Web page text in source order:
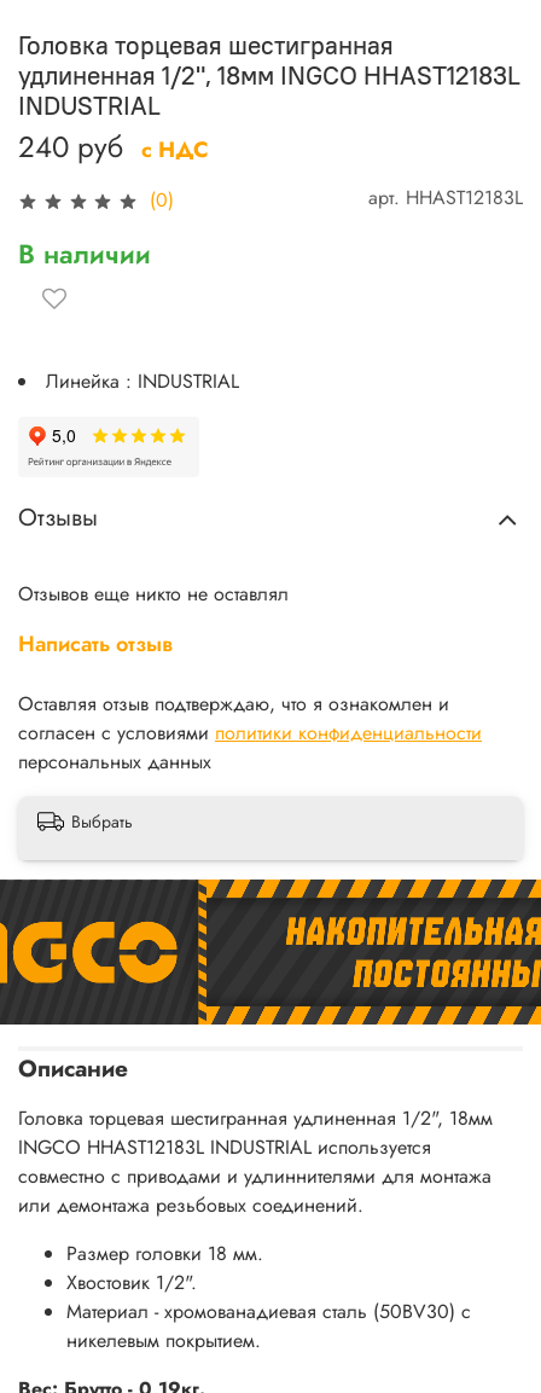
(0) арт. HHAST12183L
Головка торцевая шестигранная
удлиненная 1/2", 18мм INGCO HHAST12183L
INDUSTRIAL
240 руб с НДС
В наличии
Линейка : INDUSTRIAL
Отзывы
Отзывов еще никто не оставлял
Написать отзыв
Оставляя отзыв подтверждаю, что я ознакомлен и
согласен с условиями политики конфиденциальности
персональных данных
Выбрать
Описание
Головка торцевая шестигранная удлиненная 1/2", 18мм
INGCO HHAST12183L INDUSTRIAL используется
совместно с приводами и удлиннителями для монтажа
или демонтажа резьбовых соединений.
Размер головки 18 мм.
Хвостовик 1/2".
Материал - хромованадиевая сталь (50BV30) с
никелевым покрытием.